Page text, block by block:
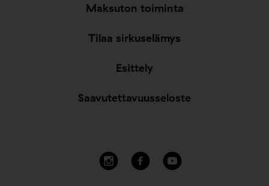
Maksuton toiminta
Tilaa sirkuselämys
Esittely
Saavutettavuusseloste